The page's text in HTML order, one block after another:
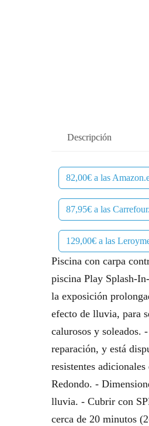
Descripción
82,00€ a las
87,95€ a las
129,00€ a las
Piscina con carpa
piscina Play Splash-
la exposición
efecto de lluvia, para
calurosos y soleados.
reparación, y está
resistentes
Redondo. -
lluvia. - Cubrir con
cerca de 20 minutos